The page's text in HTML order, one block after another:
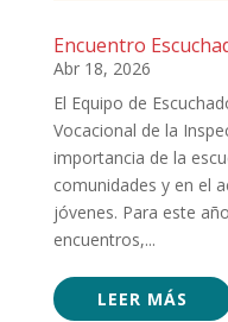
Encuentro
Abr 18, 2026
El Equipo de
Vocacional de la
importancia de la
comunidades y en el
jóvenes. Para este
encuentros,...
LEER MÁS